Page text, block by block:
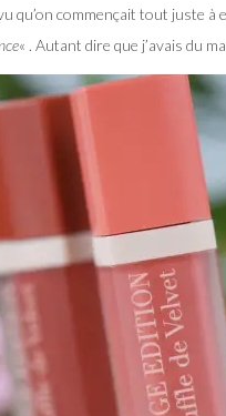
qu’on commençait tout juste à
« . Autant dire que j’avais du